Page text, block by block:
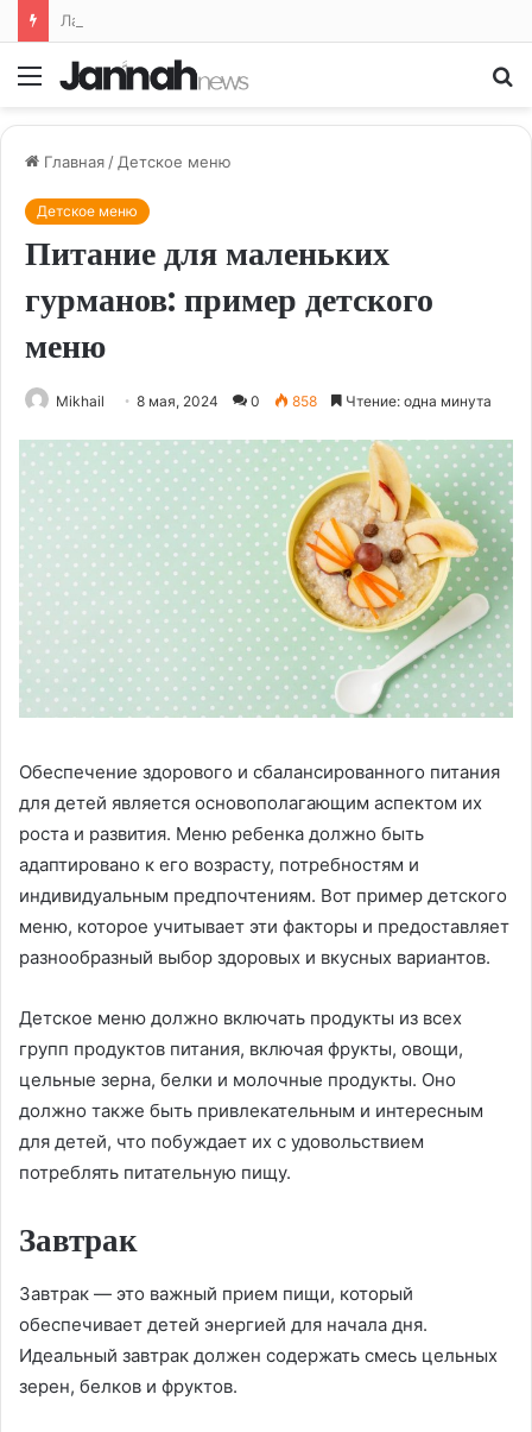
Меню
Главная / Детское меню
Детское меню
Питание для маленьких
гурманов: пример детского
меню
Mikhail 8 мая, 2024 0 858 Чтение: одна минута
Обеспечение здорового и сбалансированного питания
для детей является основополагающим аспектом их
роста и развития. Меню ребенка должно быть
адаптировано к его возрасту, потребностям и
индивидуальным предпочтениям. Вот пример детского
меню, которое учитывает эти факторы и предоставляет
разнообразный выбор здоровых и вкусных вариантов.
Детское меню должно включать продукты из всех
групп продуктов питания, включая фрукты, овощи,
цельные зерна, белки и молочные продукты. Оно
должно также быть привлекательным и интересным
для детей, что побуждает их с удовольствием
потреблять питательную пищу.
Завтрак
Завтрак — это важный прием пищи, который
обеспечивает детей энергией для начала дня.
Идеальный завтрак должен содержать смесь цельных
зерен, белков и фруктов.